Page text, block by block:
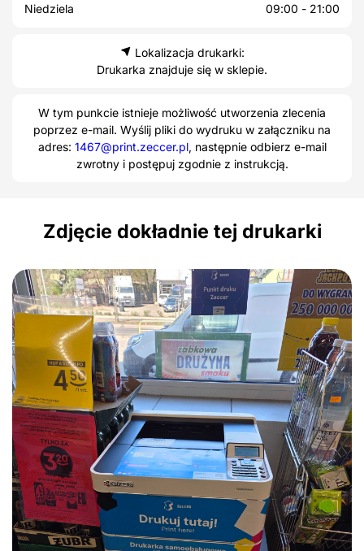
Niedziela
09:00 - 21:00
Lokalizacja drukarki:
Drukarka znajduje się w sklepie.
W tym punkcie istnieje możliwość utworzenia zlecenia
poprzez e-mail. Wyślij pliki do wydruku w załączniku na
adres: 1467@print.zeccer.pl, następnie odbierz e-mail
zwrotny i postępuj zgodnie z instrukcją.
Zdjęcie dokładnie tej drukarki